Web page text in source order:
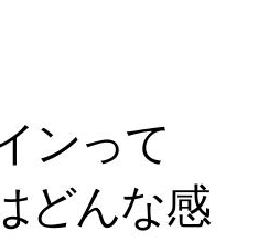
ンって
どんな感